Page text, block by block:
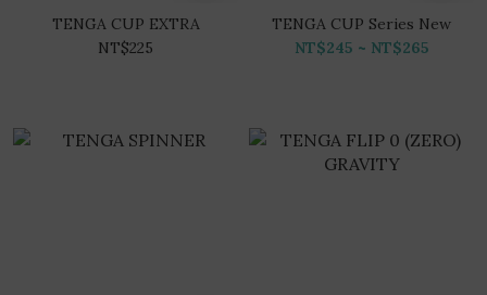
TENGA CUP EXTRA
NT$225
TENGA CUP Series New
NT$245 ~ NT$265